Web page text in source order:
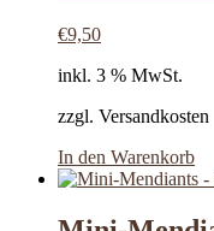
€9,50
inkl. 3 % MwSt.
zzgl. Versandkosten
In den Warenkorb